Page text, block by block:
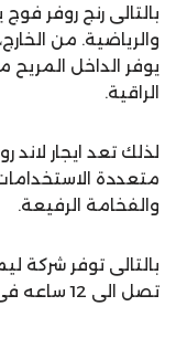
بالتالى رنج روفر
والرياضية. من
يوفر الداخل
الراقية.
لذلك تعد ايجار لاند
متعددة
والفخامة الرفيعة.
بالتالى توفر شركة
تصل الى 12 ساعه فى اليوم.